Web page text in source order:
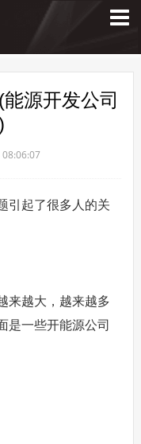
源开发公司
引起了很多人的关
来越大，越来越多
是一些开能源公司